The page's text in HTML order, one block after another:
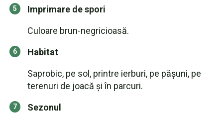
Imprimare de spori
Culoare brun-negricioasă.
Habitat
Saprobic, pe sol, printre ierburi, pe pășuni, pe
terenuri de joacă și în parcuri.
Sezonul